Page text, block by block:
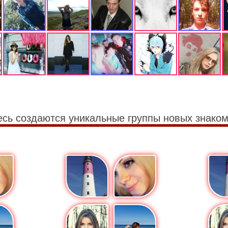
создаются уникальные группы новых